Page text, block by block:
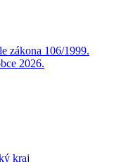
zákona 106/1999.
2026.